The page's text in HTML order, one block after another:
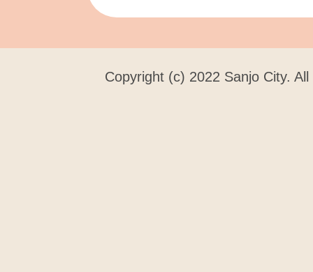
Copyright (c) 2022 Sanjo City.